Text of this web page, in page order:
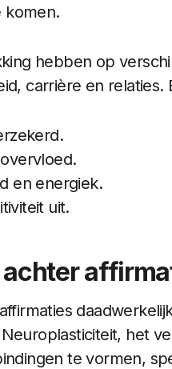
komen.
hebben op
carrière en relaties.
en energiek.
uit.
het
te vormen,